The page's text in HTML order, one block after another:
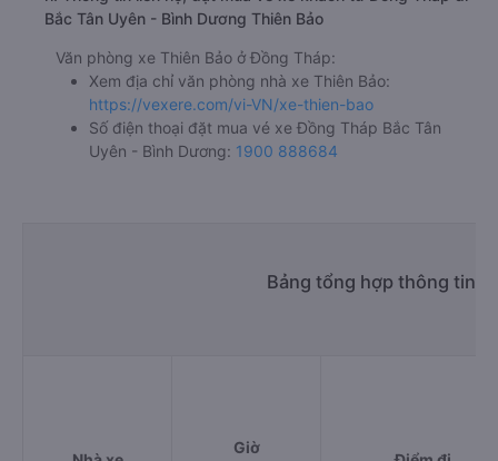
Bắc Tân Uyên - Bình Dương Thiên Bảo
Văn phòng xe Thiên Bảo ở Đồng Tháp:
Xem địa chỉ văn phòng nhà xe Thiên Bảo:
https://vexere.com/vi-VN/xe-thien-bao
Số điện thoại đặt mua vé xe Đồng Tháp Bắc Tân
Uyên - Bình Dương: 1900 888684
Bảng tổng hợp thông tin
Giờ